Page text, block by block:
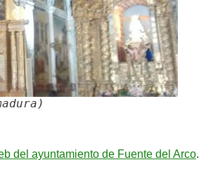
del ayuntamiento de Fuente del Arco.